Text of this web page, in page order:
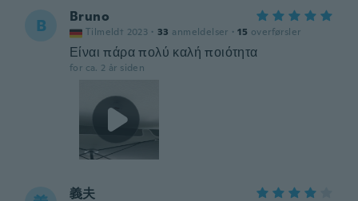
B Bruno
Tilmeldt 2023 · 33 anmeldelser · 15 overførsler
Είναι πάρα πολύ καλή ποιότητα
for ca. 2 år siden
義夫